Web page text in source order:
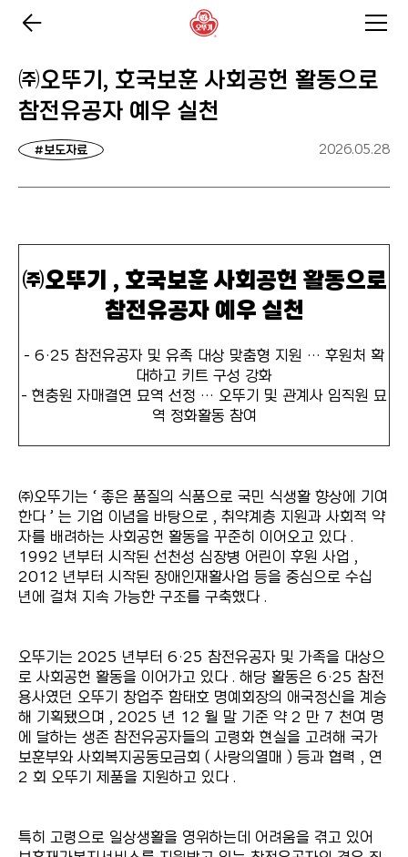
㈜오뚜기, 호국보훈 사회공헌 활동으로
참전유공자 예우 실천
#보도자료 2026.05.28
㈜오뚜기 , 호국보훈 사회공헌 활동으로
참전유공자 예우 실천
- 6·25 참전유공자 및 유족 대상 맞춤형 지원 … 후원처 확
대하고 키트 구성 강화
- 현충원 자매결연 묘역 선정 … 오뚜기 및 관계사 임직원 묘
역 정화활동 참여
㈜오뚜기는 ‘ 좋은 품질의 식품으로 국민 식생활 향상에 기여
한다 ’ 는 기업 이념을 바탕으로 , 취약계층 지원과 사회적 약
자를 배려하는 사회공헌 활동을 꾸준히 이어오고 있다 .
1992 년부터 시작된 선천성 심장병 어린이 후원 사업 ,
2012 년부터 시작된 장애인재활사업 등을 중심으로 수십
년에 걸쳐 지속 가능한 구조를 구축했다 .
오뚜기는 2025 년부터 6·25 참전유공자 및 가족을 대상으
로 사회공헌 활동을 이어가고 있다 . 해당 활동은 6·25 참전
용사였던 오뚜기 창업주 함태호 명예회장의 애국정신을 계승
해 기획됐으며 , 2025 년 12 월 말 기준 약 2 만 7 천여 명
에 달하는 생존 참전유공자들의 고령화 현실을 고려해 국가
보훈부와 사회복지공동모금회 ( 사랑의열매 ) 등과 협력 , 연
2 회 오뚜기 제품을 지원하고 있다 .
특히 고령으로 일상생활을 영위하는데 어려움을 겪고 있어